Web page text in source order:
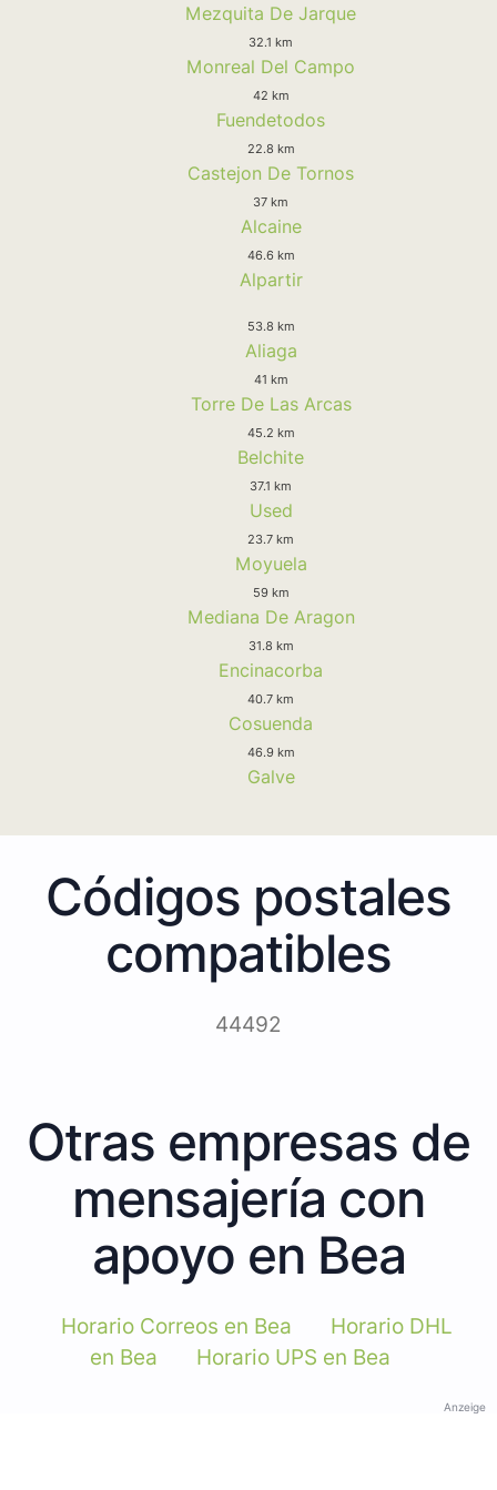
Mezquita De Jarque
32.1 km
Monreal Del Campo
42 km
Fuendetodos
22.8 km
Castejon De Tornos
37 km
Alcaine
46.6 km
Alpartir
53.8 km
Aliaga
41 km
Torre De Las Arcas
45.2 km
Belchite
37.1 km
Used
23.7 km
Moyuela
59 km
Mediana De Aragon
31.8 km
Encinacorba
40.7 km
Cosuenda
46.9 km
Galve
Códigos postales
compatibles
44492
Otras empresas de
mensajería con
apoyo en Bea
Horario Correos en Bea
Horario DHL
en Bea
Horario UPS en Bea
Anzeige